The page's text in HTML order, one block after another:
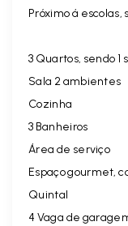
Próximo á
3 Quartos, sendo 1
Sala 2 ambientes
Cozinha
3 Banheiros
Área de serviço
Espaço gourmet,
Quintal
4 Vaga de